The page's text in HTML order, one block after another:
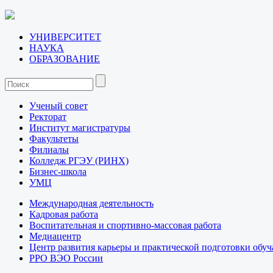
УНИВЕРСИТЕТ
НАУКА
ОБРАЗОВАНИЕ
Ученый совет
Ректорат
Институт магистратуры
Факультеты
Филиалы
Колледж РГЭУ (РИНХ)
Бизнес-школа
УМЦ
Международная деятельность
Кадровая работа
Воспитательная и спортивно-массовая работа
Медиацентр
Центр развития карьеры и практической подготовки
РРО ВЭО России